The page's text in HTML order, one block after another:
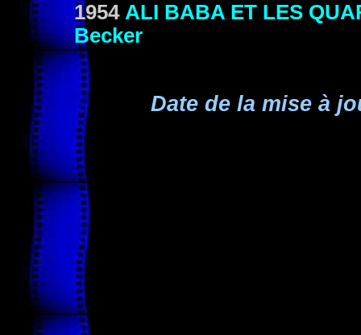
1954 ALI BABA ET LES
Becker
Date de la mise à